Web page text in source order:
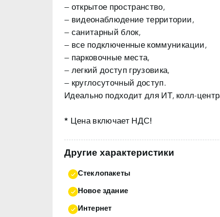
— открытое пространство,
— видеонаблюдение территории,
— санитарный блок,
— все подключенные коммуникации,
— парковочные места,
— легкий доступ грузовика,
— круглосуточный доступ.
Идеально подходит для ИТ, колл-
* Цена включает НДС!
Другие характеристики
Стеклопакеты
Новое здание
Интернет